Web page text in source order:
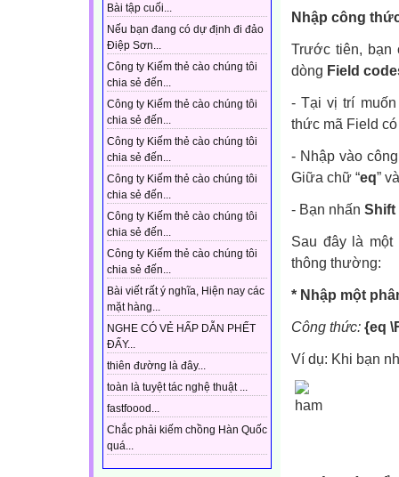
Bài tập cuối...
Nếu bạn đang có dự định đi đảo
Điệp Sơn...
Công ty Kiếm thẻ cào chúng tôi
chia sẻ đến...
Công ty Kiếm thẻ cào chúng tôi
chia sẻ đến...
Công ty Kiếm thẻ cào chúng tôi
chia sẻ đến...
Công ty Kiếm thẻ cào chúng tôi
chia sẻ đến...
Công ty Kiếm thẻ cào chúng tôi
chia sẻ đến...
Công ty Kiếm thẻ cào chúng tôi
chia sẻ đến...
Bài viết rất ý nghĩa, Hiện nay các
mặt hàng...
NGHE CÓ VẺ HẤP DẪN PHẾT
ĐẤY...
thiên đường là đây...
toàn là tuyệt tác nghệ thuật ...
fastfoood...
Chắc phải kiếm chồng Hàn Quốc
quá...
Nhập công
Trước tiên, bạn
dòng Field
- Tại vị trí
thức mã Field
- Nhập vào
Giữa chữ “eq”
- Bạn nhấn Shift
Sau đây là
thông thường:
* Nhập một
Công thức: {eq
Ví dụ: Khi bạn